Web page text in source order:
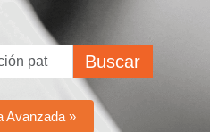
Buscar
Avanzada »